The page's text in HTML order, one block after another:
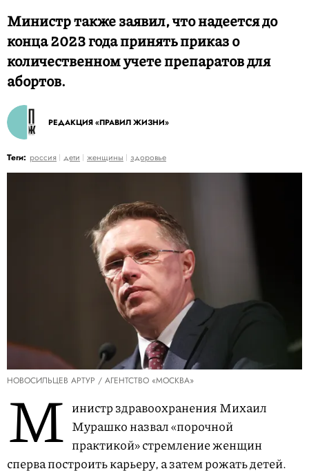
Министр также заявил, что надеется до
конца 2023 года принять приказ о
количественном учете препаратов для
абортов.
РЕДАКЦИЯ «ПРАВИЛ ЖИЗНИ»
Теги: россия дети женщины здоровье
НОВОСИЛЬЦЕВ АРТУР / АГЕНТСТВО «МОСКВА»
М инистр здравоохранения Михаил
Мурашко назвал «порочной
практикой» стремление женщин
сперва построить карьеру, а затем рожать детей.